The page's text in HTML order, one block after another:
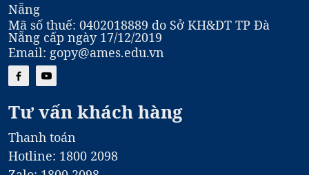
Nẵng
Mã số thuế: 0402018889 do Sở KH&DT TP Đà
Nẵng cấp ngày 17/12/2019
Email: gopy@ames.edu.vn
Tư vấn khách hàng
Thanh toán
Hotline: 1800 2098